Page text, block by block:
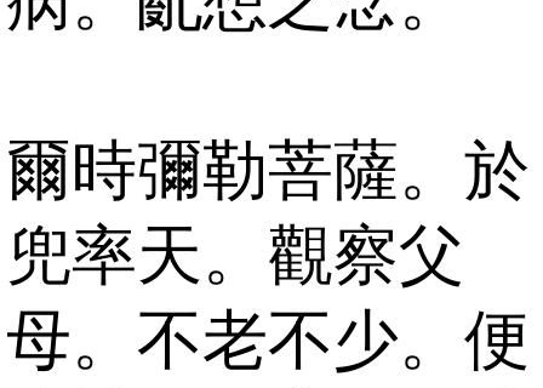
爾時彌勒菩薩。於
兜率天。觀察父
母。不老不少。便